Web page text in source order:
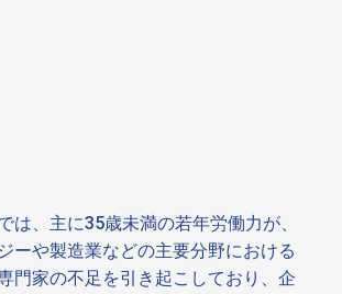
は、主に35歳未満の若年労働力が、
ーや製造業などの主要分野における
門家の不足を引き起こしており、企